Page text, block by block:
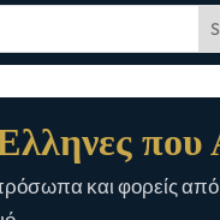
που
και φορείς από